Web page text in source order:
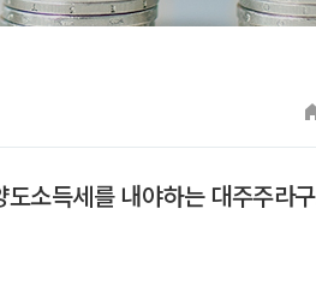
소득세를 내야하는 대주주라